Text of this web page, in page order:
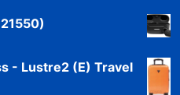
- Lustre2 (E) Travel